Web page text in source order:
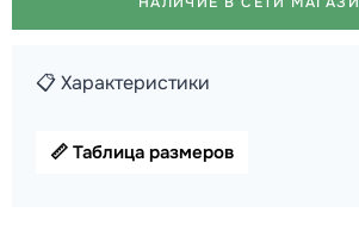
📋 Характеристики
📏 Таблица размеров